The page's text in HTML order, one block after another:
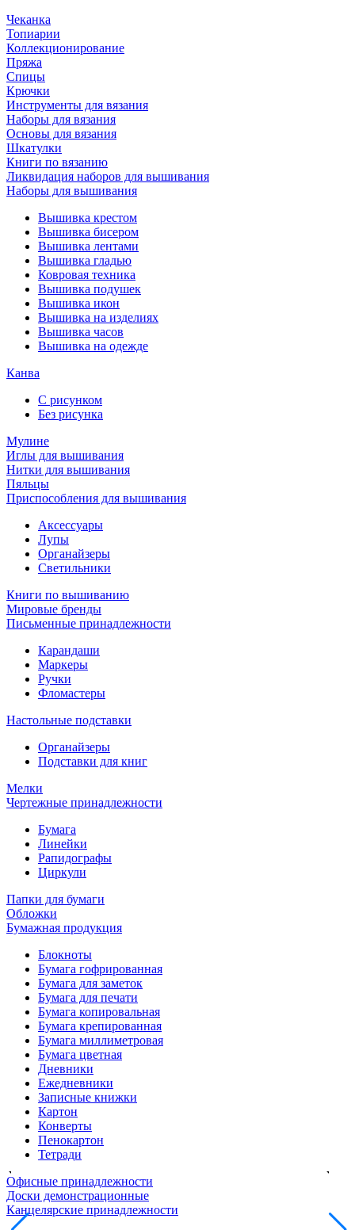
Чеканка
Топиарии
Коллекционирование
Пряжа
Спицы
Крючки
Инструменты для вязания
Наборы для вязания
Основы для вязания
Шкатулки
Книги по вязанию
Ликвидация наборов для вышивания
Наборы для вышивания
Вышивка крестом
Вышивка бисером
Вышивка лентами
Вышивка гладью
Ковровая техника
Вышивка подушек
Вышивка икон
Вышивка на изделиях
Вышивка часов
Вышивка на одежде
Канва
С рисунком
Без рисунка
Мулине
Иглы для вышивания
Нитки для вышивания
Пяльцы
Приспособления для вышивания
Аксессуары
Лупы
Органайзеры
Светильники
Книги по вышиванию
Мировые бренды
Письменные принадлежности
Карандаши
Маркеры
Ручки
Фломастеры
Настольные подставки
Органайзеры
Подставки для книг
Мелки
Чертежные принадлежности
Бумага
Линейки
Рапидографы
Циркули
Папки для бумаги
Обложки
Бумажная продукция
Блокноты
Бумага гофрированная
Бумага для заметок
Бумага для печати
Бумага копировальная
Бумага крепированная
Бумага миллиметровая
Бумага цветная
Дневники
Ежедневники
Записные книжки
Картон
Конверты
Пенокартон
Тетради
Офисные принадлежности
Доски демонстрационные
Канцелярские принадлежности